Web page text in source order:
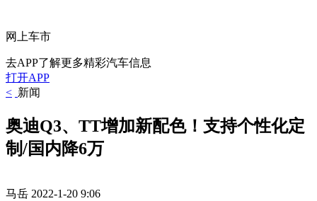
网上车市
去APP了解更多精彩汽车信息
打开APP
< 新闻
奥迪Q3、TT增加新配色！支持个性化定
制/国内降6万
马岳 2022-1-20 9:06